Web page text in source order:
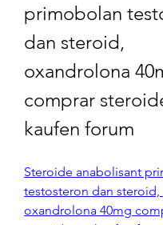
primobolan
dan steroid,
oxandrolona
comprar
kaufen forum
Steroide anabolisant
testosteron dan steroid,
oxandrolona 40mg